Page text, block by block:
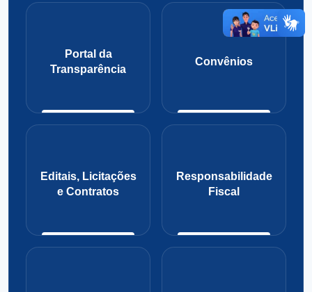
Portal da
Transparência
Convênios
Editais, Licitações
e Contratos
Responsabilidade
Fiscal